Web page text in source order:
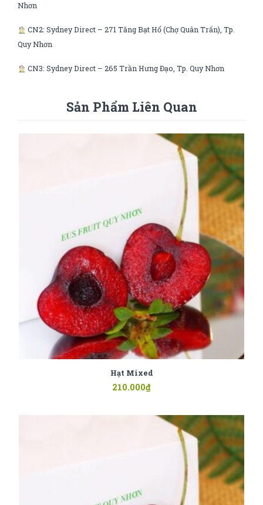
Nhơn
CN2: Sydney Direct – 271 Tăng Bạt Hổ (Chợ Quân Trấn), Tp.
Quy Nhơn
CN3: Sydney Direct – 265 Trần Hưng Đạo, Tp. Quy Nhơn
Sản Phẩm Liên Quan
Hạt Mixed
210.000₫